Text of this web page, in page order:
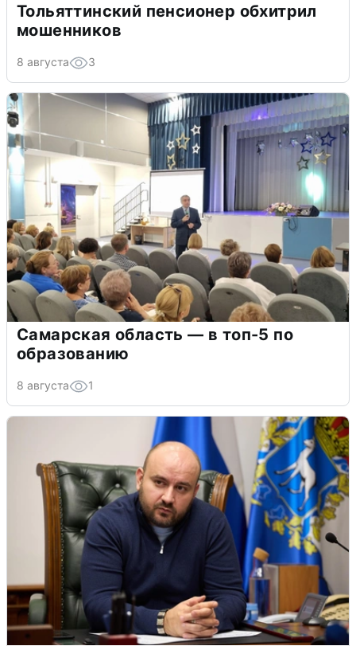
Тольяттинский пенсионер обхитрил
мошенников
8 августа 3
Самарская область — в топ-5 по
образованию
8 августа 1